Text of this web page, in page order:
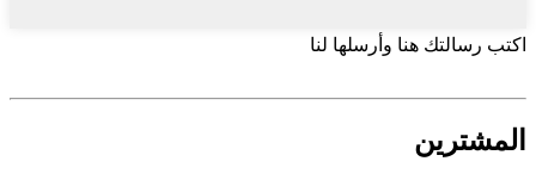
اكتب رسالتك هنا وأرسلها لنا
المشترين